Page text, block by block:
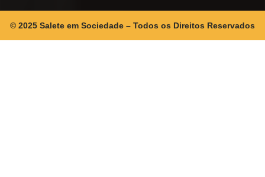
© 2025 Salete em Sociedade – Todos os Direitos Reservados